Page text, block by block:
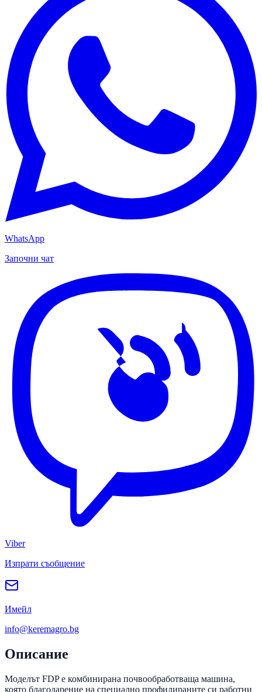
WhatsApp
Започни чат
Viber
Изпрати съобщение
Имейл
info@keremagro.bg
Описание
Моделът FDP е комбинирана почвообработваща машина,
която благодарение на специално профилираните си работни